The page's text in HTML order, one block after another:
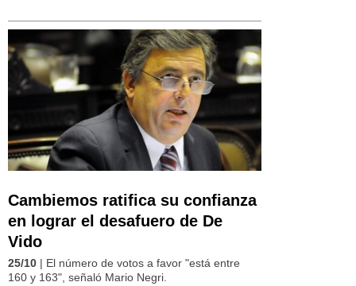
Cambiemos ratifica su confianza
en lograr el desafuero de De
Vido
25/10 | El número de votos a favor "está entre
160 y 163", señaló Mario Negri.